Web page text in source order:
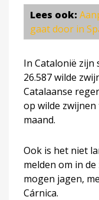
Lees ook:
gaat door in
In Catalonië zijn
26.587 wilde
Catalaanse
op wilde
maand.
Ook is het niet
melden om in
mogen jagen,
Cárnica.